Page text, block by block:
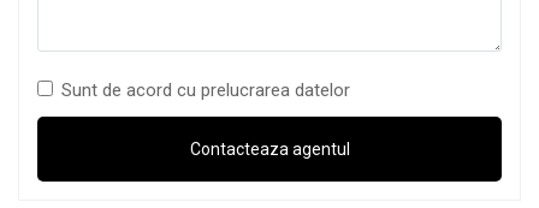
Sunt de acord cu prelucrarea datelor